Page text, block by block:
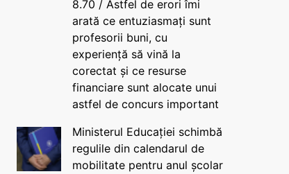
8.70 / Astfel de erori îmi
arată ce entuziasmați sunt
profesorii buni, cu
experiență să vină la
corectat și ce resurse
financiare sunt alocate unui
astfel de concurs important
Ministerul Educației schimbă
regulile din calendarul de
mobilitate pentru anul școlar